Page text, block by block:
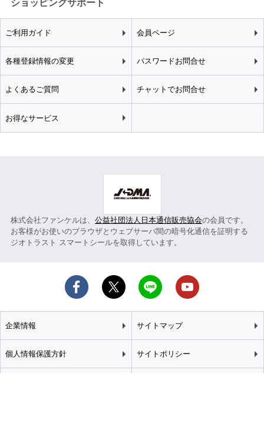
ショッピングサポート
ご利用ガイド 会員ページ
各種登録情報の変更 パスワードお問合せ
よくあるご質問 チャットでお問合せ
お得なサービス
株式会社ファンケルは、 公益社団法人日本通信販売協会の会員です。
お客様がお使いのブラウザとウェブサーバ間の暗号化通信を証明する
ジオトラスト スマートシールを取得しています。
企業情報 サイトマップ
個人情報保護方針 サイトポリシー